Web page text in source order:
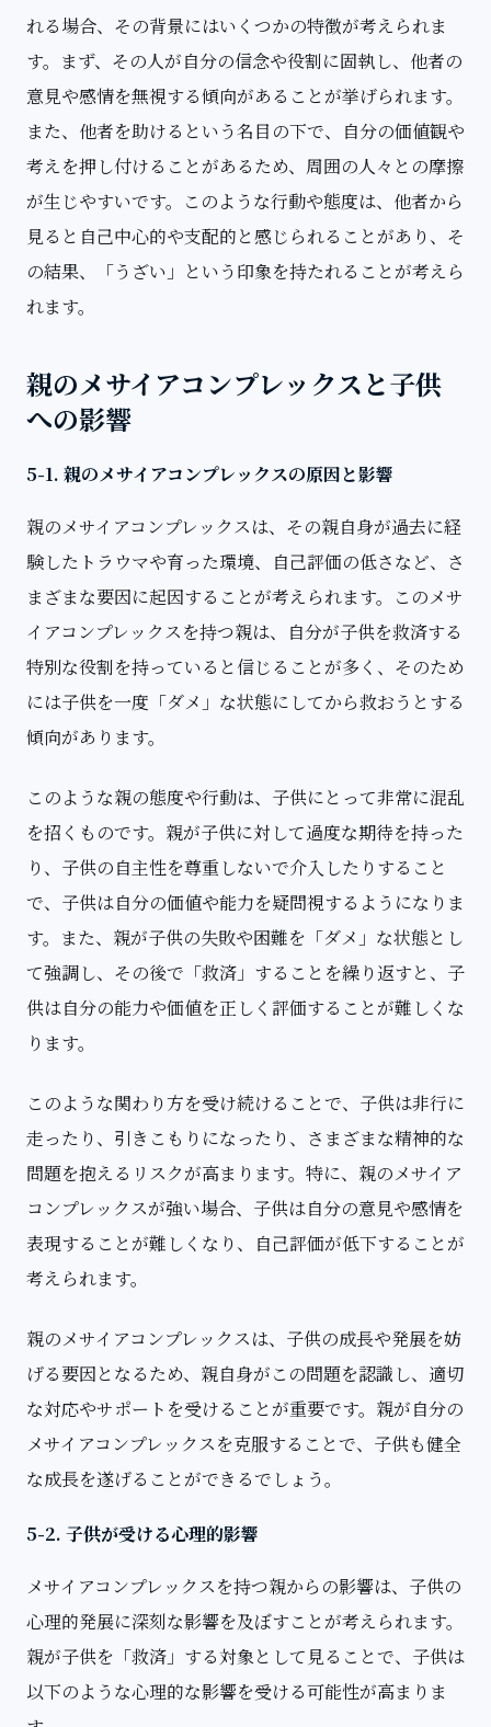
れる場合、その背景にはいくつかの特徴が考えられま
す。まず、その人が自分の信念や役割に固執し、他者の
意見や感情を無視する傾向があることが挙げられます。
また、他者を助けるという名目の下で、自分の価値観や
考えを押し付けることがあるため、周囲の人々との摩擦
が生じやすいです。このような行動や態度は、他者から
見ると自己中心的や支配的と感じられることがあり、そ
の結果、「うざい」という印象を持たれることが考えら
れます。
親のメサイアコンプレックスと子供
への影響
5-1. 親のメサイアコンプレックスの原因と影響
親のメサイアコンプレックスは、その親自身が過去に経
験したトラウマや育った環境、自己評価の低さなど、さ
まざまな要因に起因することが考えられます。このメサ
イアコンプレックスを持つ親は、自分が子供を救済する
特別な役割を持っていると信じることが多く、そのため
には子供を一度「ダメ」な状態にしてから救おうとする
傾向があります。
このような親の態度や行動は、子供にとって非常に混乱
を招くものです。親が子供に対して過度な期待を持った
り、子供の自主性を尊重しないで介入したりすること
で、子供は自分の価値や能力を疑問視するようになりま
す。また、親が子供の失敗や困難を「ダメ」な状態とし
て強調し、その後で「救済」することを繰り返すと、子
供は自分の能力や価値を正しく評価することが難しくな
ります。
このような関わり方を受け続けることで、子供は非行に
走ったり、引きこもりになったり、さまざまな精神的な
問題を抱えるリスクが高まります。特に、親のメサイア
コンプレックスが強い場合、子供は自分の意見や感情を
表現することが難しくなり、自己評価が低下することが
考えられます。
親のメサイアコンプレックスは、子供の成長や発展を妨
げる要因となるため、親自身がこの問題を認識し、適切
な対応やサポートを受けることが重要です。親が自分の
メサイアコンプレックスを克服することで、子供も健全
な成長を遂げることができるでしょう。
5-2. 子供が受ける心理的影響
メサイアコンプレックスを持つ親からの影響は、子供の
心理的発展に深刻な影響を及ぼすことが考えられます。
親が子供を「救済」する対象として見ることで、子供は
以下のような心理的な影響を受ける可能性が高まりま